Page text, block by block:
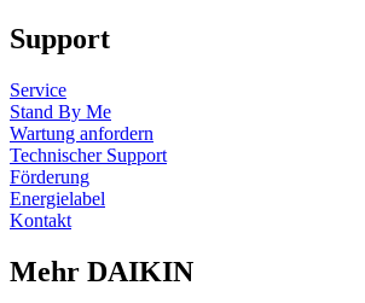
Support
Service
Stand By Me
Wartung anfordern
Technischer Support
Förderung
Energielabel
Kontakt
Mehr DAIKIN